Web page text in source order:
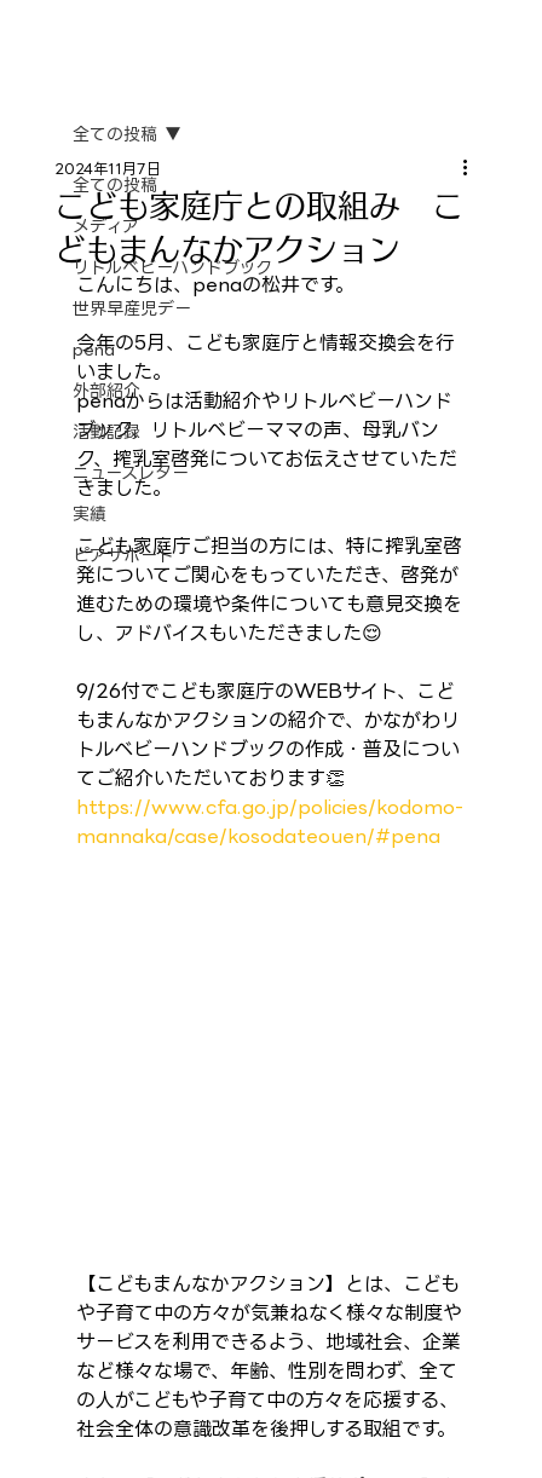
全ての投稿
メディア
リトルベビーハンドブック
世界早産児デー
pena
外部紹介
活動記録
ニュースレター
実績
ピアサポート
全ての投稿
こども家庭庁との取組み こ
どもまんなかアクション
2024年11月7日
こんにちは、penaの松井です。
今年の5月、こども家庭庁と情報交換会を行
いました。
penaからは活動紹介やリトルベビーハンド
ブック、リトルベビーママの声、母乳バン
ク、搾乳室啓発についてお伝えさせていただ
きました。
こども家庭庁ご担当の方には、特に搾乳室啓
発についてご関心をもっていただき、啓発が
進むための環境や条件についても意見交換を
し、アドバイスもいただきました😌
9/26付でこども家庭庁のWEBサイト、こど
もまんなかアクションの紹介で、かながわリ
トルベビーハンドブックの作成・普及につい
てご紹介いただいております👏
https://www.cfa.go.jp/policies/kodomo-
mannaka/case/kosodateouen/#pena
【こどもまんなかアクション】とは、こども
や子育て中の方々が気兼ねなく様々な制度や
サービスを利用できるよう、地域社会、企業
など様々な場で、年齢、性別を問わず、全て
の人がこどもや子育て中の方々を応援する、
社会全体の意識改革を後押しする取組です。